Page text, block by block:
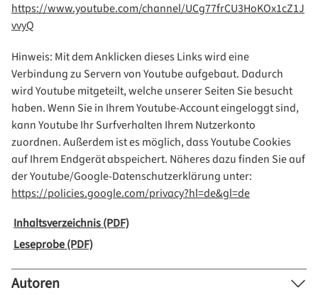
https://www.youtube.com/channel/UCg77frCU3HoKOx1cZ1J
vvyQ
Hinweis: Mit dem Anklicken dieses Links wird eine
Verbindung zu Servern von Youtube aufgebaut. Dadurch
wird Youtube mitgeteilt, welche unserer Seiten Sie besucht
haben. Wenn Sie in Ihrem Youtube-Account eingeloggt sind,
kann Youtube Ihr Surfverhalten Ihrem Nutzerkonto
zuordnen. Außerdem ist es möglich, dass Youtube Cookies
auf Ihrem Endgerät abspeichert. Näheres dazu finden Sie auf
der Youtube/Google-Datenschutzerklärung unter:
https://policies.google.com/privacy?hl=de&gl=de
Inhaltsverzeichnis (PDF)
Leseprobe (PDF)
Autoren